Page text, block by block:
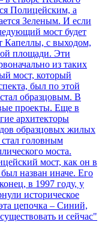
Полицейским, а
Зеленым. И если
мост будет
Капеллы, с выходом,
площади. Эти
из таких
мост, который
был по этой
образцовым. В
проекты. Еще в
архитекторы
образцовых жилых
головным
моста.
мост, как он в
назван иначе. Его
в 1997 году, у
историческое
цепочка – Синий,
и сейчас"